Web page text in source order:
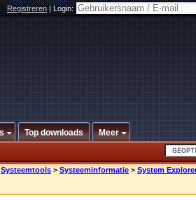
Registreren|Login:
Top downloads Meer
Systeemtools > Systeeminformatie > System